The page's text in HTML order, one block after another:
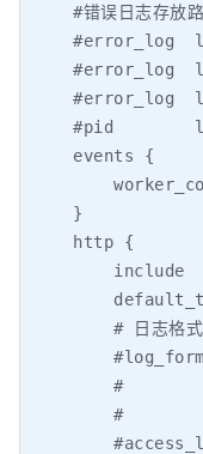
#错误日志存放
#error_log
#error_log
#error_log
#pid
    events {
    }
    http {
include
# 日志格式
#
#